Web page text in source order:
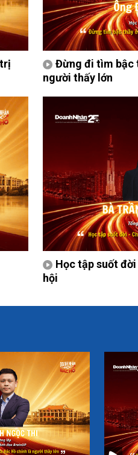
Đừng đi tìm bậc
người thấy lớn
Học tập suốt
hội